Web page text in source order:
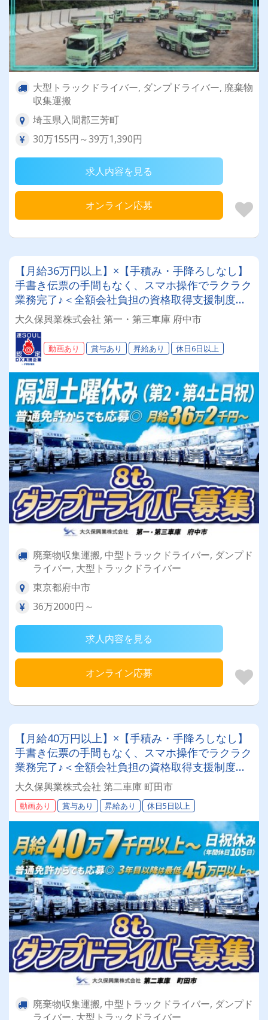
大型トラックドライバー, ダンプドライバー, 廃棄物
収集運搬
埼玉県入間郡三芳町
30万155円～39万1,390円
求人内容を見る
オンライン応募
【月給36万円以上】×【手積み・手降ろしなし】
手書き伝票の手間もなく、スマホ操作でラクラク
業務完了♪＜全額会社負担の資格取得支援制度あ
り！未経験からプロへ！＞専属車両！【8tダンプ
ドライバー】
大久保興業株式会社 第一・第三車庫 府中市
動画あり 賞与あり 昇給あり 休日6日以上
廃棄物収集運搬, 中型トラックドライバー, ダンプド
ライバー, 大型トラックドライバー
東京都府中市
36万2000円～
求人内容を見る
オンライン応募
【月給40万円以上】×【手積み・手降ろしなし】
手書き伝票の手間もなく、スマホ操作でラクラク
業務完了♪＜全額会社負担の資格取得支援制度あ
り！未経験からプロへ！＞専属車両！【8tダンプ
ドライバー】
大久保興業株式会社 第二車庫 町田市
動画あり 賞与あり 昇給あり 休日5日以上
廃棄物収集運搬, 中型トラックドライバー, ダンプド
ライバー, 大型トラックドライバー